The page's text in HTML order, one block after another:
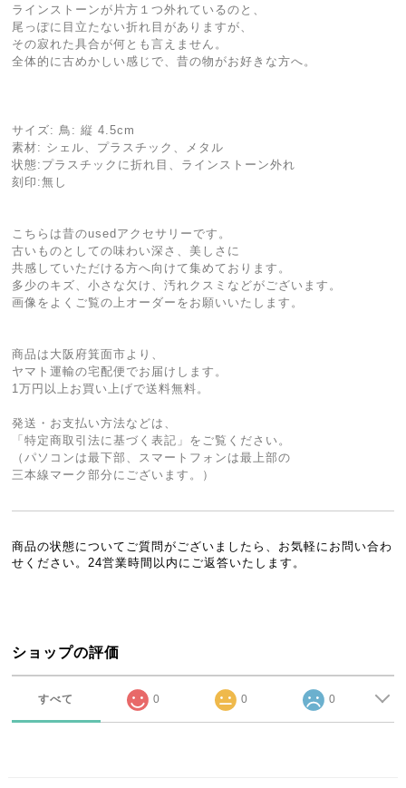
ラインストーンが片方１つ外れているのと、
尾っぽに目立たない折れ目がありますが、
その寂れた具合が何とも言えません。
全体的に古めかしい感じで、昔の物がお好きな方へ。
サイズ: 鳥: 縦 4.5cm
素材: シェル、プラスチック、メタル
状態:プラスチックに折れ目、ラインストーン外れ
刻印:無し
こちらは昔のusedアクセサリーです。
古いものとしての味わい深さ、美しさに
共感していただける方へ向けて集めております。
多少のキズ、小さな欠け、汚れクスミなどがございます。
画像をよくご覧の上オーダーをお願いいたします。
商品は大阪府箕面市より、
ヤマト運輸の宅配便でお届けします。
1万円以上お買い上げで送料無料。
発送・お支払い方法などは、
「特定商取引法に基づく表記」をご覧ください。
（パソコンは最下部、スマートフォンは最上部の
三本線マーク部分にございます。）
商品の状態についてご質問がございましたら、お気軽にお問い合わ
せください。24営業時間以内にご返答いたします。
ショップの評価
すべて 0 0 0